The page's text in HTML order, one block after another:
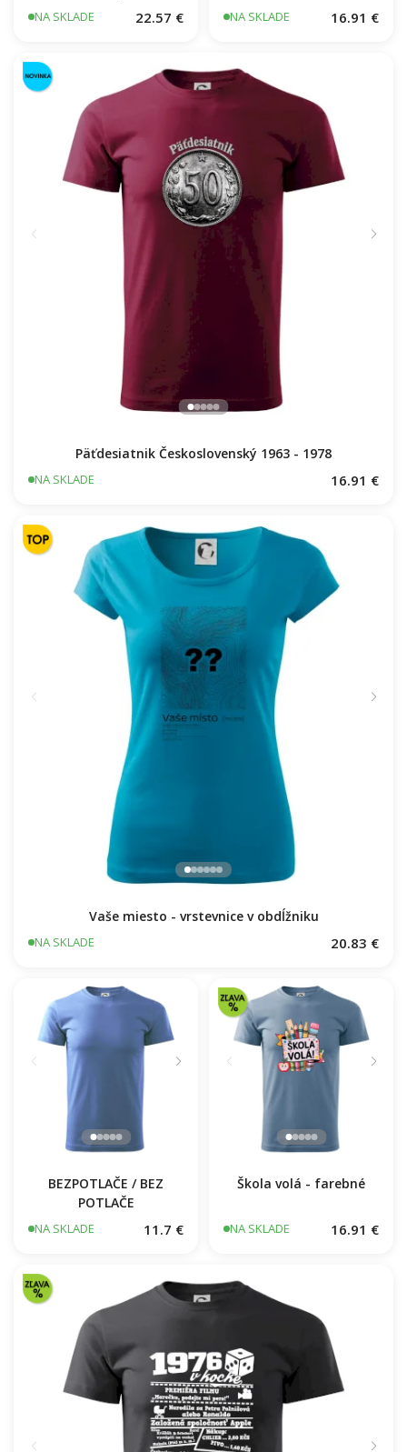
NA SKLADE 22.57 € NA SKLADE 16.91 €
Päťdesiatnik Československý 1963 - 1978
NA SKLADE 16.91 €
Vaše miesto - vrstevnice v obdĺžniku
NA SKLADE 20.83 €
BEZPOTLAČE / BEZ
POTLAČE
NA SKLADE 11.7 €
Škola volá - farebné
NA SKLADE 16.91 €